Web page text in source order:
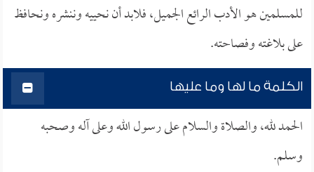
للمسلمين هو الأدب الرائع الجميل، فلابد أن نحييه وننشره ونحافظ
على بلاغته وفصاحته.
الكلمة ما لها وما عليها
الحمد لله، والصلاة والسلام على رسول الله وعلى آله وصحبه
وسلم.